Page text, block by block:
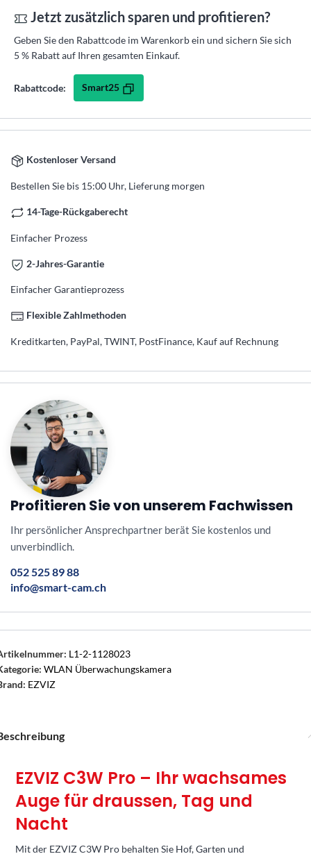
Jetzt zusätzlich sparen und profitieren?
Geben Sie den Rabattcode im Warenkorb ein und sichern Sie sich
5 % Rabatt auf Ihren gesamten Einkauf.
Rabattcode: Smart25
Kostenloser Versand
Bestellen Sie bis 15:00 Uhr, Lieferung morgen
14-Tage-Rückgaberecht
Einfacher Prozess
2-Jahres-Garantie
Einfacher Garantieprozess
Flexible Zahlmethoden
Kreditkarten, PayPal, TWINT, PostFinance, Kauf auf Rechnung
Profitieren Sie von unserem Fachwissen
Ihr persönlicher Ansprechpartner berät Sie kostenlos und
unverbindlich.
052 525 89 88
info@smart-cam.ch
L1-2-1128023
WLAN Überwachungskamera
EZVIZ
EZVIZ C3W Pro – Ihr wachsames
Auge für draussen, Tag und
Nacht
Mit der EZVIZ C3W Pro behalten Sie Hof, Garten und